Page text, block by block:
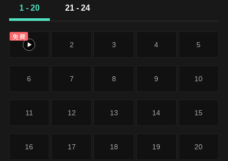
子，而自己真正的親生骨肉早已不在這世上。 這次她
時，命運讓她遇見正在調查紅鴆香的裴珩。兩人從幾
番交鋒與試探，到逐漸揭開真相，許婉寧才猛然驚
1 - 20 21 - 24
免費
1 2 3 4 5
6 7 8 9 10
11 12 13 14 15
16 17 18 19 20